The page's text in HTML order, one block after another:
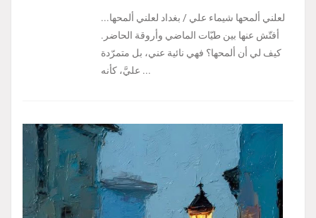
لعلني ألمحها شيماء علي / بغداد لعلني ألمحها...
أفتّش عنها بين طيّات الماضي وأروقة الحاضر.
كيف لي أن ألمحها؟ فهي نائية عني، بل متمرّدة
عليَّ، كأنه ...